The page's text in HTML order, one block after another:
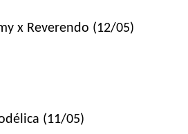
x Reverendo (12/05)
(11/05)